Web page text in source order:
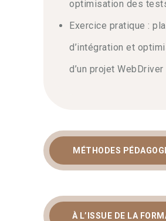
optimisation des
Exercice pratique :
d’intégration et
d’un projet WebDriver
MÉTHODES
À L’ISSUE DE LA